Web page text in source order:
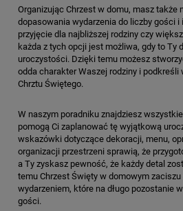
Organizując Chrzest w domu, masz także
dopasowania wydarzenia do liczby gości
przyjęcie dla najbliższej rodziny czy
każda z tych opcji jest możliwa, gdy to Ty
uroczystości. Dzięki temu możesz
odda charakter Waszej rodziny i
Chrztu Świętego.
W naszym poradniku znajdziesz
pomogą Ci zaplanować tę wyjątkową
wskazówki dotyczące dekoracji, menu,
organizacji przestrzeni sprawią, że
a Ty zyskasz pewność, że każdy detal
temu Chrzest Święty w domowym
wydarzeniem, które na długo pozostanie
gości.